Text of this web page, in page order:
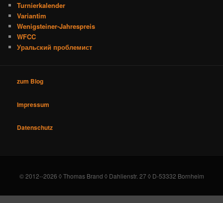
Turnierkalender
Variantim
Wenigsteiner-Jahrespreis
WFCC
Уральский проблемист
zum Blog
Impressum
Datenschutz
© 2012--2026 ◊ Thomas Brand ◊ Dahlienstr. 27 ◊ D-53332 Bornheim